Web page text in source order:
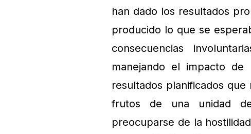
han dado los resultados
producido lo que se
consecuencias
manejando el impacto
resultados planificados
frutos de una unidad
preocuparse de la